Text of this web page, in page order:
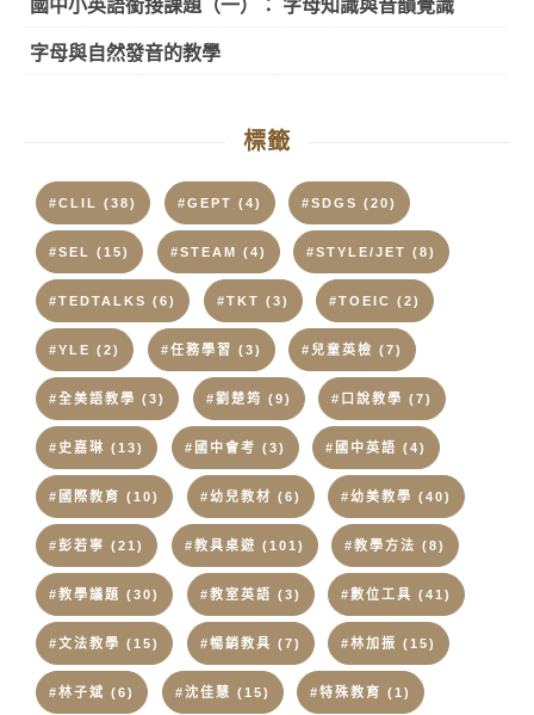
國中小英語銜接課題（一）： 字母知識與音韻覺識
字母與自然發音的教學
標籤
#CLIL (38) #GEPT (4) #SDGS (20)
#SEL (15) #STEAM (4) #STYLE/JET (8)
#TEDTALKS (6) #TKT (3) #TOEIC (2)
#YLE (2) #任務學習 (3) #兒童英檢 (7)
#全美語教學 (3) #劉楚筠 (9) #口說教學 (7)
#史嘉琳 (13) #國中會考 (3) #國中英語 (4)
#國際教育 (10) #幼兒教材 (6) #幼美教學 (40)
#彭若寧 (21) #教具桌遊 (101) #教學方法 (8)
#教學議題 (30) #教室英語 (3) #數位工具 (41)
#文法教學 (15) #暢銷教具 (7) #林加振 (15)
#林子斌 (6) #沈佳慧 (15) #特殊教育 (1)